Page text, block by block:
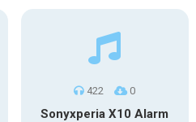
422 0
Sonyxperia X10 Alarm